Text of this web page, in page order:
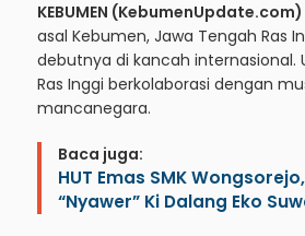
KEBUMEN (KebumenUpdate.com)
asal Kebumen, Jawa Tengah Ras
debutnya di kancah internasional.
Ras Inggi berkolaborasi dengan
mancanegara.
Baca juga:
HUT Emas SMK
“Nyawer” Ki Dalang Eko